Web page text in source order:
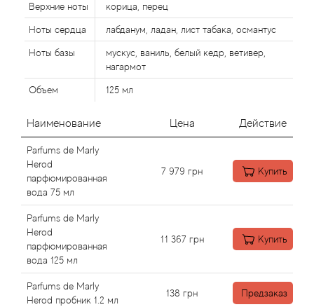
Верхние ноты корица, перец
Ноты сердца лабданум, ладан, лист табака, османтус
Ноты базы
мускус, ваниль, белый кедр, ветивер,
нагармот
Объем 125 мл
Наименование Цена Действие
Parfums de Marly
Herod
парфюмированная
вода 75 мл
7 979 грн Купить
Parfums de Marly
Herod
парфюмированная
вода 125 мл
11 367 грн Купить
Parfums de Marly
Herod пробник 1.2 мл
138 грн Предзаказ
Alyson Oldoini
Alyssa Ashley
American Crew
Amouage
Amouroud
Andre L'Arom
Angel Schlesser
Anima Mundi
Anna Sui